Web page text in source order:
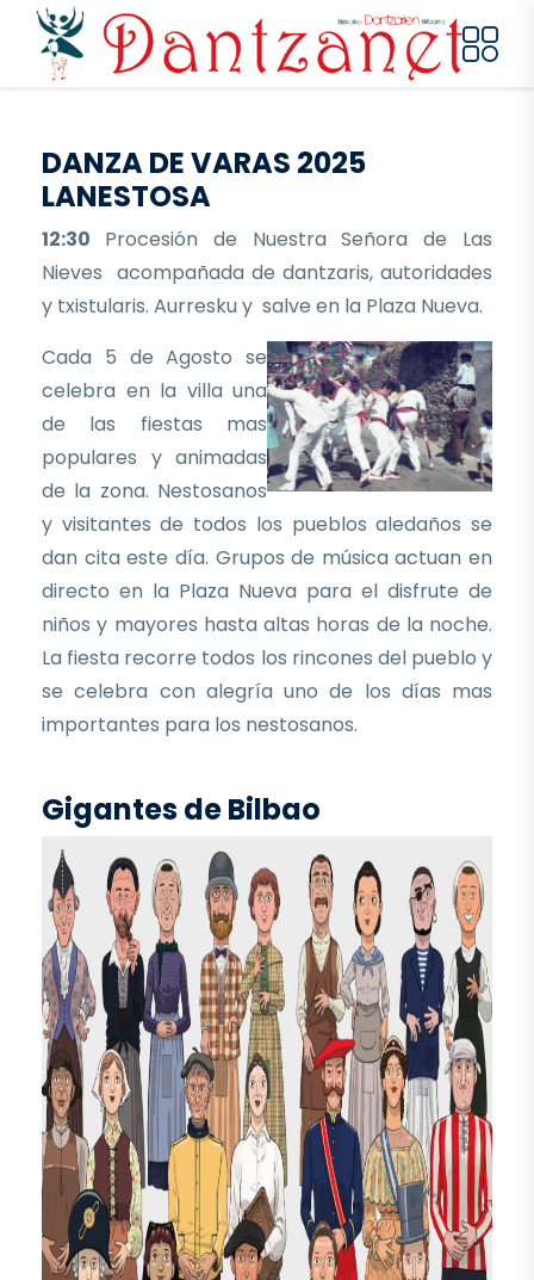
Pasar al contenido principal
DANZA DE VARAS 2025
LANESTOSA
12:30 Procesión de Nuestra Señora de Las
Nieves acompañada de dantzaris, autoridades
y txistularis. Aurresku y salve en la Plaza Nueva.
Cada 5 de Agosto se
celebra en la villa una
de las fiestas mas
populares y animadas
de la zona. Nestosanos
y visitantes de todos los pueblos aledaños se
dan cita este día. Grupos de música actuan en
directo en la Plaza Nueva para el disfrute de
niños y mayores hasta altas horas de la noche.
La fiesta recorre todos los rincones del pueblo y
se celebra con alegría uno de los días mas
importantes para los nestosanos.
Gigantes de Bilbao